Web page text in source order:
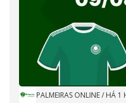
PALMEIRAS ONLINE/ HÁ 1